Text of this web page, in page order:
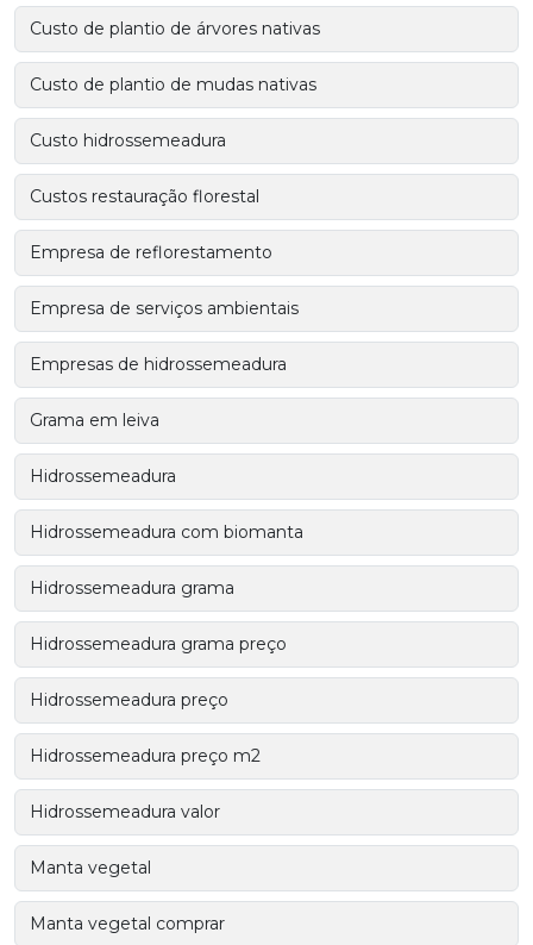
Custo de plantio de árvores nativas
Custo de plantio de mudas nativas
Custo hidrossemeadura
Custos restauração florestal
Empresa de reflorestamento
Empresa de serviços ambientais
Empresas de hidrossemeadura
Grama em leiva
Hidrossemeadura
Hidrossemeadura com biomanta
Hidrossemeadura grama
Hidrossemeadura grama preço
Hidrossemeadura preço
Hidrossemeadura preço m2
Hidrossemeadura valor
Manta vegetal
Manta vegetal comprar